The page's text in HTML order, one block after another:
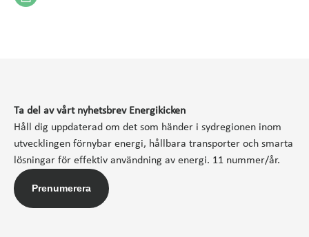
Ta del av vårt nyhetsbrev Energikicken
Håll dig uppdaterad om det som händer i sydregionen inom
utvecklingen förnybar energi, hållbara transporter och smarta
lösningar för effektiv användning av energi. 11 nummer/år.
Prenumerera